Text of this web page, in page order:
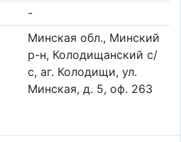
-
Минская обл., Минский
р-н, Колодищанский с/
с, аг. Колодищи, ул.
Минская, д. 5, оф. 263